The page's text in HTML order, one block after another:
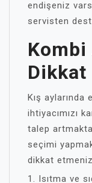
endişeniz
servisten
Kombi
Dikkat
Kış aylarında
ihtiyacımızı
talep
seçimi
dikkat
1. Isıtma ve